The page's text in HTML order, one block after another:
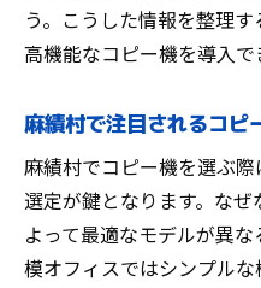
コピー機選びで
め方
麻績村で信頼で
コピー機のトラ
方法
サポート充実の
ント
う。こうした情報を整理
高機能なコピー機を導入で
麻績村で注目されるコピ
麻績村でコピー機を選ぶ
選定が鍵となります。な
よって最適なモデルが異
模オフィスではシンプル